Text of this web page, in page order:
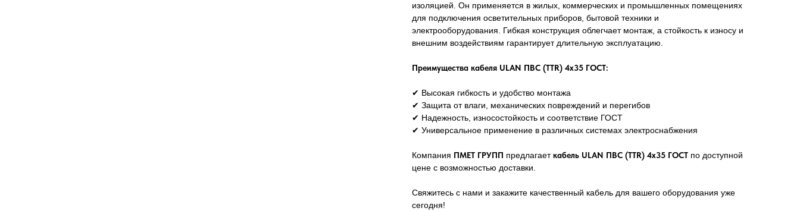
изоляцией. Он применяется в жилых, коммерческих и промышленных помещениях
для подключения осветительных приборов, бытовой техники и
электрооборудования. Гибкая конструкция облегчает монтаж, а стойкость к износу и
внешним воздействиям гарантирует длительную эксплуатацию.
Преимущества кабеля ULAN ПВС (TTR) 4х35 ГОСТ:
✔ Высокая гибкость и удобство монтажа
✔ Защита от влаги, механических повреждений и перегибов
✔ Надежность, износостойкость и соответствие ГОСТ
✔ Универсальное применение в различных системах электроснабжения
Компания ПМЕТ ГРУПП предлагаеткабель ULAN ПВС (TTR) 4х35 ГОСТ по доступной
цене с возможностью доставки.
Свяжитесь с нами и закажите качественный кабель для вашего оборудования уже
сегодня!